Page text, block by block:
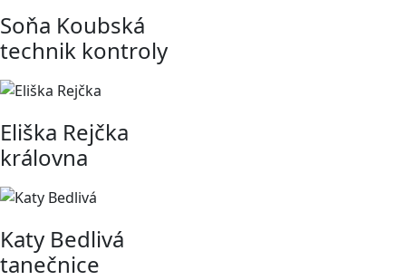
Soňa Koubská
technik kontroly
Eliška Rejčka
královna
Katy Bedlivá
tanečnice